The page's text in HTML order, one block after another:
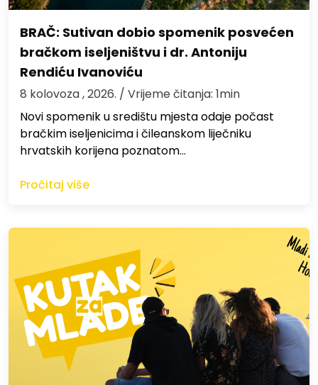
BRAČ: Sutivan dobio spomenik posvećen
bračkom iseljeništvu i dr. Antoniju
Rendiću Ivanoviću
8 kolovoza , 2026. / Vrijeme čitanja: 1min
Novi spomenik u središtu mjesta odaje počast
bračkim iseljenicima i čileanskom liječniku
hrvatskih korijena poznatom…
Pročitaj više